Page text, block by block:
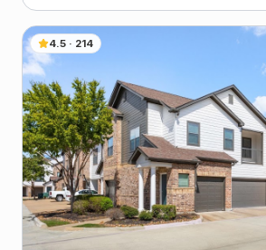
4.5 · 214